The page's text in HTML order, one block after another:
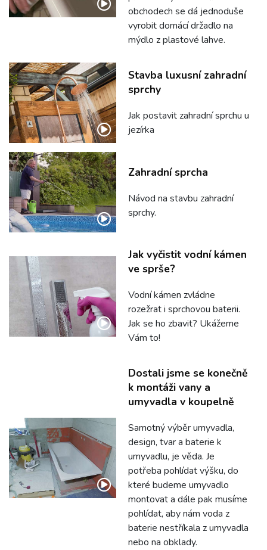
obchodech se dá jednoduše
vyrobit domácí držadlo na
mýdlo z plastové lahve.
Stavba luxusní zahradní
sprchy
Jak postavit zahradní sprchu u
jezírka
Zahradní sprcha
Návod na stavbu zahradní
sprchy.
Jak vyčistit vodní kámen
ve sprše?
Vodní kámen zvládne
rozežrat i sprchovou baterii.
Jak se ho zbavit? Ukážeme
Vám to!
Dostali jsme se konečně
k montáži vany a
umyvadla v koupelně
Samotný výběr umyvadla,
design, tvar a baterie k
umyvadlu, je věda. Je
potřeba pohlídat výšku, do
které budeme umyvadlo
montovat a dále pak musíme
pohlídat, aby nám voda z
baterie nestříkala z umyvadla
nebo na obklady.